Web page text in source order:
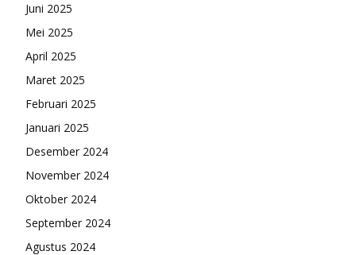
Juni 2025
Mei 2025
April 2025
Maret 2025
Februari 2025
Januari 2025
Desember 2024
November 2024
Oktober 2024
September 2024
Agustus 2024